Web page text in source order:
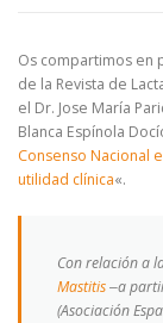
Os compartimos en
de la Revista de
el Dr. Jose María
Blanca Espínola
Consenso Nacional
utilidad clínica«.
Con relación a
Mastitis‒a
(Asociación